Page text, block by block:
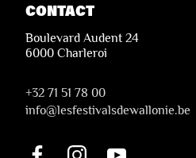
CONTACT
Boulevard Audent 24
6000 Charleroi
+32 71 51 78 00
info@lesfestivalsdewallonie.be